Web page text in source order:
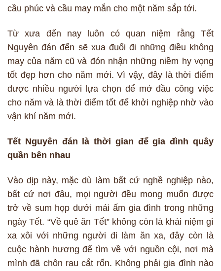
cầu phúc và cầu may mắn cho một năm sắp tới.
Từ xưa đến nay luôn có quan niệm rằng Tết
Nguyên đán đến sẽ xua đuổi đi những điều không
may của năm cũ và đón nhận những niềm hy vọng
tốt đẹp hơn cho năm mới. Vì vậy, đây là thời điểm
được nhiều người lựa chọn để mở đầu công việc
cho năm và là thời điểm tốt để khởi nghiệp nhờ vào
vận khí năm mới.
Tết Nguyên đán là thời gian để gia đình quây
quần bên nhau
Vào dịp này, mặc dù làm bất cứ nghề nghiệp nào,
bất cứ nơi đâu, mọi người đều mong muốn được
trở về sum họp dưới mái ấm gia đình trong những
ngày Tết. “Về quê ăn Tết” không còn là khái niệm gì
xa xôi với những người đi làm ăn xa, đây còn là
cuộc hành hương để tìm về với nguồn cội, nơi mà
mình đã chôn rau cắt rốn. Không phải gia đình nào